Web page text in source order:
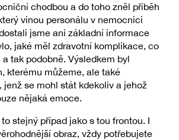
chodbou a do toho zněl příběh
vinou personálu v nemocnici
jsme ani základní informace
jaké měl zdravotní komplikace, co
tak podobně. Výsledkem byl
kterému můžeme, ale také
jenž se mohl stát kdekoliv a jehož
nějaká emoce.
stejný případ jako s tou frontou. I
obraz, vždy potřebujete